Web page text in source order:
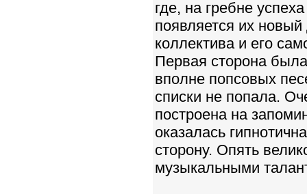
где, на гребне
появляется их новый
коллектива и его
Пеpвая сторона
вполне попсовых
списки не попала.
построена на
оказалась
сторону. Опять
музыкальными